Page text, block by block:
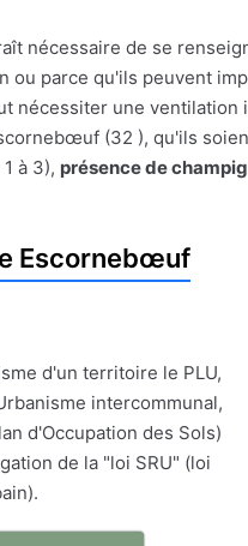
nécessaire de se
parce qu'ils peuvent
nécessiter une
(32 ), qu'ils
à 3), présence de
Escornebœuf
d'un territoire le PLU,
intercommunal,
d'Occupation des Sols)
de la "loi SRU" (loi